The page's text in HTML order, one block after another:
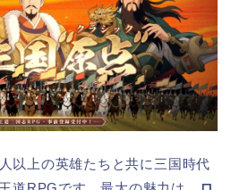
以上の英雄たちと共に三国時代